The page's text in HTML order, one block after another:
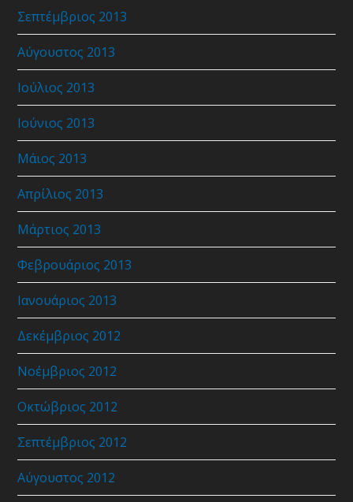
Σεπτέμβριος 2013
Αύγουστος 2013
Ιούλιος 2013
Ιούνιος 2013
Μάιος 2013
Απρίλιος 2013
Μάρτιος 2013
Φεβρουάριος 2013
Ιανουάριος 2013
Δεκέμβριος 2012
Νοέμβριος 2012
Οκτώβριος 2012
Σεπτέμβριος 2012
Αύγουστος 2012